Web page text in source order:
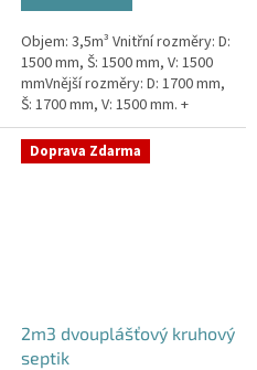
Objem: 3,5m³ Vnitřní rozměry: D:
1500 mm, Š: 1500 mm, V: 1500
mmVnější rozměry: D: 1700 mm,
Š: 1700 mm, V: 1500 mm. +
komínek Určeno pro 2-4
EOSeptik vhodný pod parkovací
stání,...
Doprava Zdarma
2m3 dvouplášťový kruhový
septik